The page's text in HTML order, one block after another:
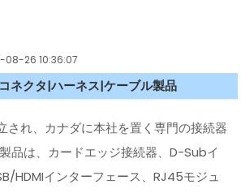
08-26 10:36:07
ネクタ|ハーネス|ケーブル製品
され、カナダに本社を置く専門の接続器
品は、カードエッジ接続器、D-Subイ
HDMIインターフェース、RJ45モジュ